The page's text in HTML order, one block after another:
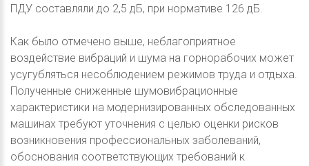
ПДУ составляли до 2,5 дБ, при нормативе 126 дБ.
Как было отмечено выше, неблагоприятное
воздействие вибраций и шума на горнорабочих может
усугубляться несоблюдением режимов труда и отдыха.
Полученные сниженные шумовибрационные
характеристики на модернизированных обследованных
машинах требуют уточнения с целью оценки рисков
возникновения профессиональных заболеваний,
обоснования соответствующих требований к